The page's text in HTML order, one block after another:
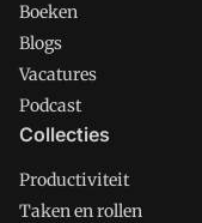
Boeken
Blogs
Vacatures
Podcast
Collecties
Productiviteit
Taken en rollen